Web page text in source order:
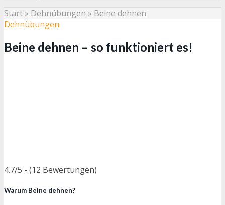
Start» Dehnübungen » Beine dehnen
Dehnübungen
Beine dehnen – so funktioniert es!
4.7/5 - (12 Bewertungen)
Warum Beine dehnen?